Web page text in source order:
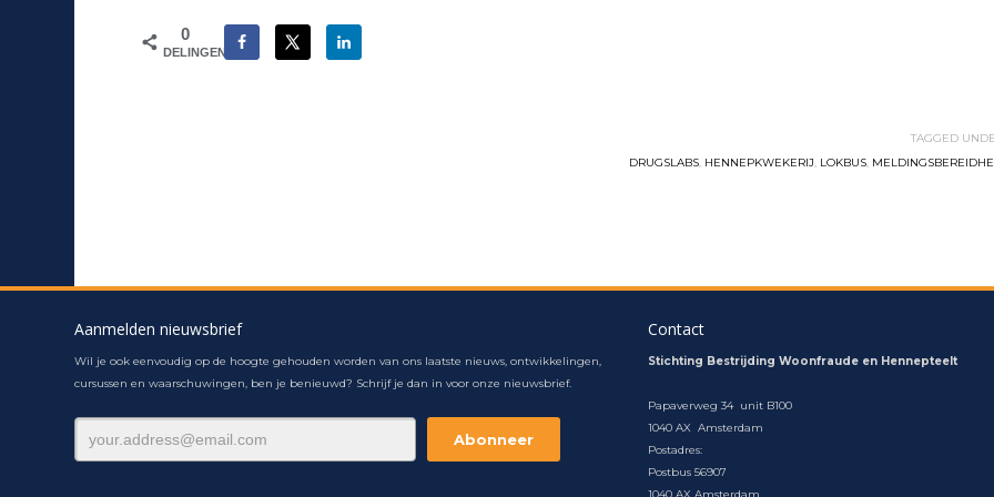
0
DELINGEN
TAGGED
DRUGSLABS, HENNEPKWEKERIJ, LOKBUS,
Aanmelden nieuwsbrief
Wil je ook eenvoudig op de hoogte gehouden worden van ons laatste nieuws, ontwikkelingen,
cursussen en waarschuwingen, ben je benieuwd? Schrijf je dan in voor onze nieuwsbrief.
Contact
Stichting Bestrijding Woonfraude en Hennepteelt
Papaverweg 34 unit B100
1040 AX Amsterdam
Postadres:
Postbus 56907